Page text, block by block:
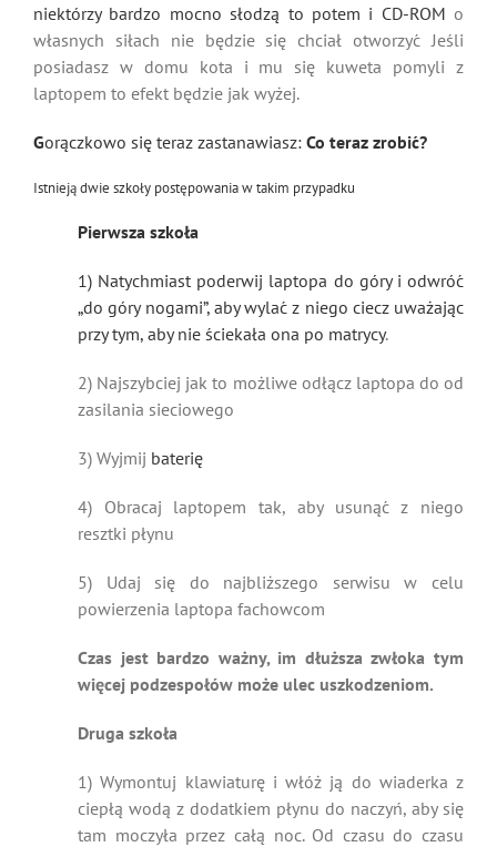
niektórzy bardzo mocno słodzą to potem i CD-ROM o
własnych siłach nie będzie się chciał otworzyć Jeśli
posiadasz w domu kota i mu się kuweta pomyli z
laptopem to efekt będzie jak wyżej.
Gorączkowo się teraz zastanawiasz: Co teraz zrobić?
Istnieją dwie szkoły postępowania w takim przypadku
Pierwsza szkoła
1) Natychmiast poderwij laptopa do góry i odwróć
„do góry nogami”, aby wylać z niego ciecz uważając
przy tym, aby nie ściekała ona po matrycy.
2) Najszybciej jak to możliwe odłącz laptopa do od
zasilania sieciowego
3) Wyjmij baterię
4) Obracaj laptopem tak, aby usunąć z niego
resztki płynu
5) Udaj się do najbliższego serwisu w celu
powierzenia laptopa fachowcom
Czas jest bardzo ważny, im dłuższa zwłoka tym
więcej podzespołów może ulec uszkodzeniom.
Druga szkoła
1) Wymontuj klawiaturę i włóż ją do wiaderka z
ciepłą wodą z dodatkiem płynu do naczyń, aby się
tam moczyła przez całą noc. Od czasu do czasu